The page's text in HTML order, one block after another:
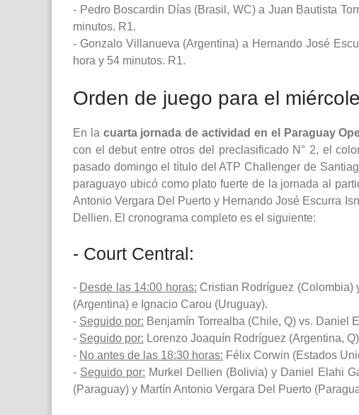
- Pedro Boscardin Días (Brasil, WC) a Juan Bautista
minutos. R1.
- Gonzalo Villanueva (Argentina) a Hernando José
hora y 54 minutos. R1.
Orden de juego para el
En la cuarta jornada de actividad en el Paraguay
con el debut entre otros del preclasificado N° 2, el
pasado domingo el título del ATP Challenger de
paraguayo ubicó como plato fuerte de la jornada al
Antonio Vergara Del Puerto y Hernando José Escurra
Dellien. El cronograma completo es el siguiente:
- Court Central:
- Desde las 14:00 horas: Cristian Rodríguez (Colombia)
(Argentina) e Ignacio Carou (Uruguay).
- Seguido por: Benjamín Torrealba (Chile, Q) vs. Daniel
- Seguido por: Lorenzo Joaquín Rodríguez (Argentina,
- No antes de las 18:30 horas: Félix Corwin (Estados
- Seguido por: Murkel Dellien (Bolivia) y Daniel Elahi
(Paraguay) y Martín Antonio Vergara Del Puerto